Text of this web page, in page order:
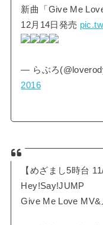
新曲「Give Me
12月14日発売
— らぶろ
2016
【めざまし5時台
Hey!Say!JUMP
Give Me Love MV&